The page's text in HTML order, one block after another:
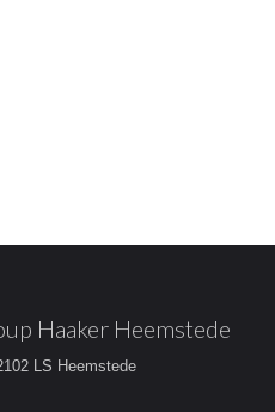
Haaker Heemstede
LS Heemstede